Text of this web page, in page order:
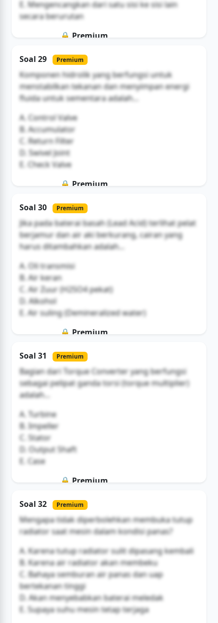
E. Mengencangkan dari satu sisi ke sisi lain
secara berurutan
🔒 Premium
Buka Akses
Soal 29 Premium
Komponen hidrolik yang berfungsi untuk
menstabilkan tekanan dan menyimpan energi
fluida untuk sementara adalah...
A. Control Valve
B. Accumulator
C. Return Filter
D. Swivel Joint
E. Check Valve
🔒 Premium
Buka Akses
Soal 30 Premium
Jika pada baterai basah (Lead Acid) terlihat pelat
berjamur dan air aki berkurang, cairan yang
harus ditambahkan adalah...
A. Oli transmisi
B. Air keran
C. Air Zuur (H2SO4 pekat)
D. Alkohol
E. Air suling (Demineralized water)
🔒 Premium
Buka Akses
Soal 31 Premium
Bagian dari Torque Converter yang berfungsi
sebagai pelipat ganda torsi (torque multiplier)
adalah...
A. Turbine
B. Impeller
C. Stator
D. Output Shaft
E. Case
🔒 Premium
Buka Akses
Soal 32 Premium
Mengapa tidak diperbolehkan membuka tutup
radiator saat mesin dalam kondisi panas?
A. Karena tutup radiator sulit dipasang kembali
B. Karena air radiator akan membeku
C. Bahaya semburan air panas dan uap
bertekanan tinggi
D. Akan menyebabkan baterai meledak
E. Supaya suhu mesin tetap terjaga